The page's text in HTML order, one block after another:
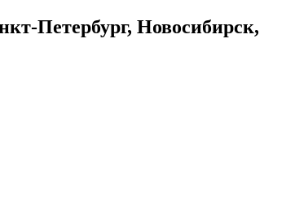
Петербург, Новосибирск,